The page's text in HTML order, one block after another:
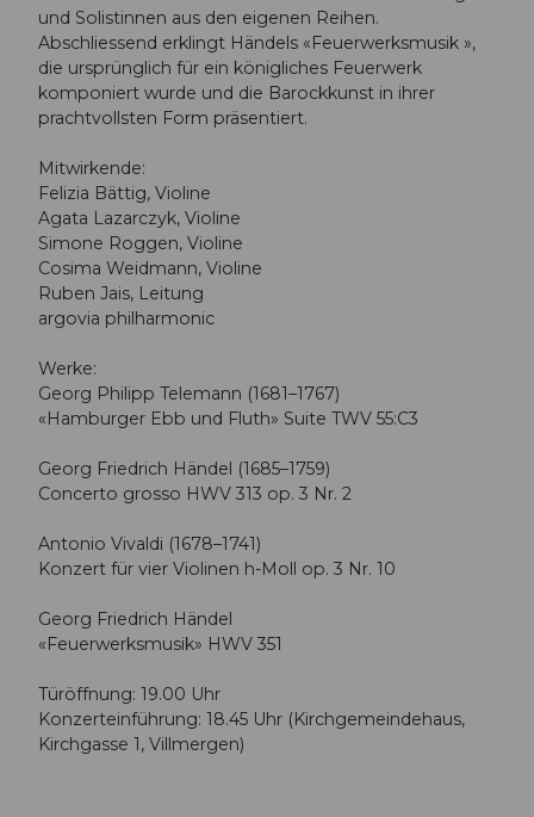
und Solistinnen aus den eigenen Reihen.
Abschliessend erklingt Händels «Feuerwerksmusik »,
die ursprünglich für ein königliches Feuerwerk
komponiert wurde und die Barockkunst in ihrer
prachtvollsten Form präsentiert.
Mitwirkende:
Felizia Bättig, Violine
Agata Lazarczyk, Violine
Simone Roggen, Violine
Cosima Weidmann, Violine
Ruben Jais, Leitung
argovia philharmonic
Werke:
Georg Philipp Telemann (1681–1767)
«Hamburger Ebb und Fluth» Suite TWV 55:C3
Georg Friedrich Händel (1685–1759)
Concerto grosso HWV 313 op. 3 Nr. 2
Antonio Vivaldi (1678–1741)
Konzert für vier Violinen h-Moll op. 3 Nr. 10
Georg Friedrich Händel
«Feuerwerksmusik» HWV 351
Türöffnung: 19.00 Uhr
Konzerteinführung: 18.45 Uhr (Kirchgemeindehaus,
Kirchgasse 1, Villmergen)